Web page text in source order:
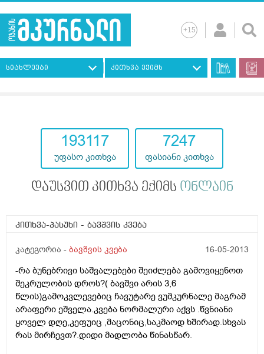
სიახლეები კითხვა ექიმს
193117
უფასო კითხვა
7247
ფასიანი კითხვა
დაუსვით კითხვა ექიმს ონლაინ
კითხვა-პასუხი - ბავშვის კვება
კატეგორია - ბავშვის კვება 16-05-2013
-რა ბუნებრივი საშვალებები შეიძლება გამოვიყენოთ
შეკრულობის დროს?( ბავშვი არის 3,6
წლის)გამოკვლევებიც ჩავუტარე ვუმკურნალე მაგრამ
არაფერი ეშველა.კვება ნორმალური აქვს .წვნიანი
ყოველ დღე,კეფუიც ,მაცონიც,საკმაოდ ხშირად.სხვას
რას მირჩევთ?.დიდი მადლობა წინასწარ.